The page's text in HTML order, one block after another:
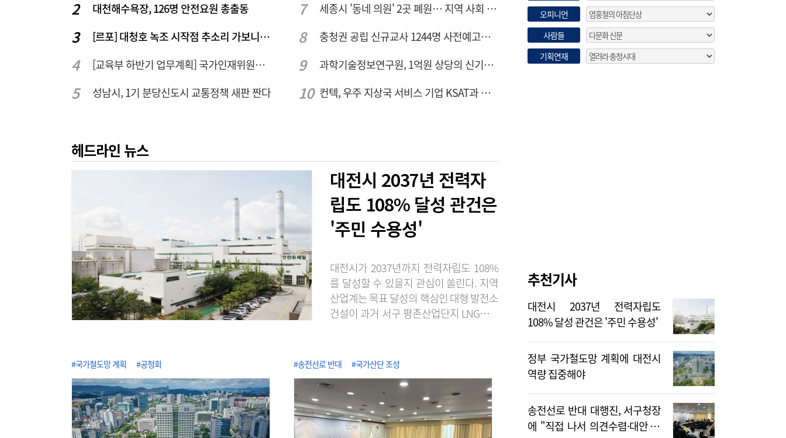
대천해수욕장, 126명 안전요원 총출동
[르포] 대청호 녹조 시작점 추소리 가보니…걷어내도 짙은 초록빛
[교육부 하반기 업무계획] 국가인재위원회 신설… 거점국립대 3곳 성장엔진·AI 분야 패키지 지원
성남시, 1기 분당신도시 교통정책 새판 짠다
세종시 '동네 의원' 2곳 폐원… 지역 사회 도마 위
충청권 공립 신규교사 1244명 사전예고… 대전 초등 34명서 4명으로
과학기술정보연구원, 1억원 상당의 신기술 기업 이전 완료
컨텍, 우주 지상국 서비스 기업 KSAT과 안테나 6기 계약 체결
헤드라인 뉴스
대전시 2037년 전력자
립도 108% 달성 관건은
'주민 수용성'
대전시가 2037년까지 전력자립도 108%
를 달성할 수 있을지 관심이 쏠린다. 지역
산업계는 목표 달성의 핵심인 대형 발전소
건설이 과거 서구 평촌산업단지 LNG발전
인 시각을 보이고 있다. 6일 에너지경제연
르면 2024년 기준 대전의 전력자립도는
2.96%로 전국 17개 광역시·도 가운데 최
저 수준을 기록했다. 전력자립도가 5%를
밑도는 지역은 전국에서 대전이 유일하다.
#국가철도망 계획 #공청회 #송전선로 반대 #국가산단 조성
오피니언
사람들
기획연재
추천기사
대전시 2037년 전력자립도
108% 달성 관건은 '주민 수용성'
정부 국가철도망 계획에 대전시
역량 집중해야
송전선로 반대 대행진, 서구청장
에 "직접 나서 의견수렴·대안 제